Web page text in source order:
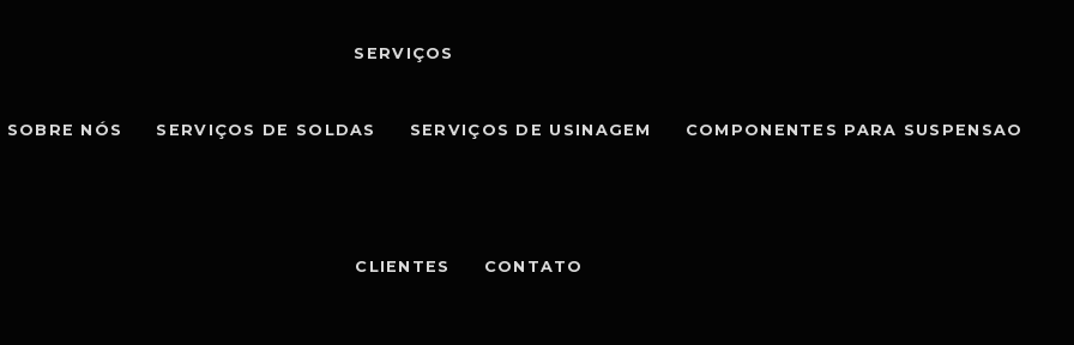
SOBRE NÓS
SERVIÇOS
SERVIÇOS DE SOLDAS SERVIÇOS DE USINAGEM COMPONENTES PARA SUSPENSAO
CLIENTES CONTATO